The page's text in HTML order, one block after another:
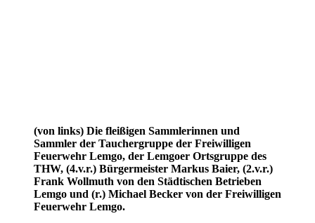
(von links) Die fleißigen Sammlerinnen und
Sammler der Tauchergruppe der Freiwilligen
Feuerwehr Lemgo, der Lemgoer Ortsgruppe des
THW, (4.v.r.) Bürgermeister Markus Baier, (2.v.r.)
Frank Wollmuth von den Städtischen Betrieben
Lemgo und (r.) Michael Becker von der Freiwilligen
Feuerwehr Lemgo.